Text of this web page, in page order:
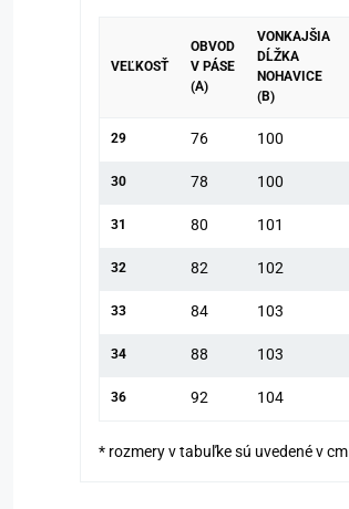
VEĽKOSŤ
OBVOD
V PÁSE
(A)
VONKAJŠIA
DĹŽKA
NOHAVICE
(B)
29 76 100
30 78 100
31 80 101
32 82 102
33 84 103
34 88 103
36 92 104
* rozmery v tabuľke sú uvedené v cm